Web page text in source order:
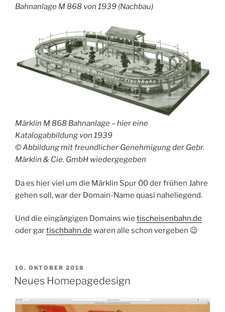
Bahnanlage M 868 von 1939 (Nachbau)
Märklin M 868 Bahnanlage – hier eine
Katalogabbildung von 1939
© Abbildung mit freundlicher Genehmigung der Gebr.
Märklin & Cie. GmbH wiedergegeben
Da es hier viel um die Märklin Spur 00 der frühen Jahre
gehen soll, war der Domain-Name quasi naheliegend.
Und die eingängigen Domains wie tischeisenbahn.de
oder gartischbahn.de waren alle schon vergeben 😉
VERÖFFENTLICHT
AM
10. OKTOBER 2018
Neues Homepagedesign